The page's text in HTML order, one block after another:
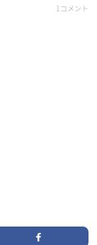
1コメント